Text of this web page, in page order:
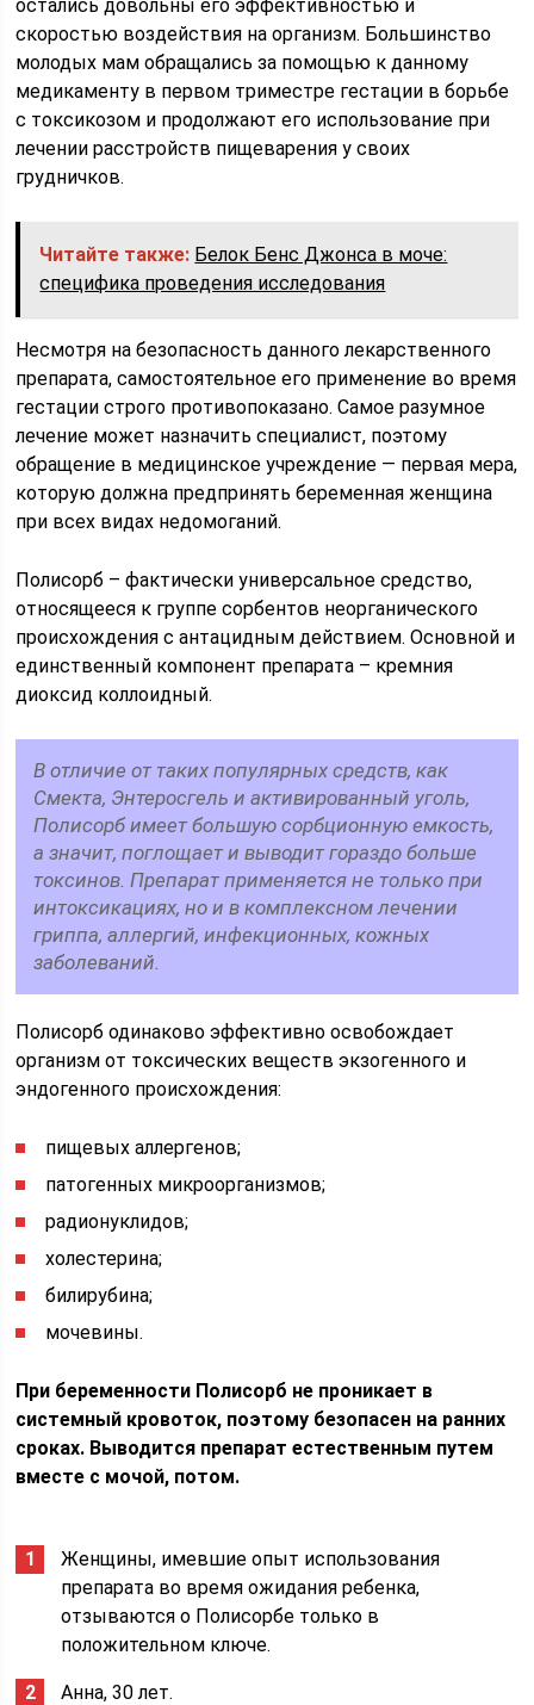
остались довольны его эффективностью и
скоростью воздействия на организм. Большинство
молодых мам обращались за помощью к данному
медикаменту в первом триместре гестации в борьбе
с токсикозом и продолжают его использование при
лечении расстройств пищеварения у своих
грудничков.
Читайте также: Белок Бенс Джонса в моче:
специфика проведения исследования
Несмотря на безопасность данного лекарственного
препарата, самостоятельное его применение во время
гестации строго противопоказано. Самое разумное
лечение может назначить специалист, поэтому
обращение в медицинское учреждение — первая мера,
которую должна предпринять беременная женщина
при всех видах недомоганий.
Полисорб – фактически универсальное средство,
относящееся к группе сорбентов неорганического
происхождения с антацидным действием. Основной и
единственный компонент препарата – кремния
диоксид коллоидный.
В отличие от таких популярных средств, как
Смекта, Энтеросгель и активированный уголь,
Полисорб имеет большую сорбционную емкость,
а значит, поглощает и выводит гораздо больше
токсинов. Препарат применяется не только при
интоксикациях, но и в комплексном лечении
гриппа, аллергий, инфекционных, кожных
заболеваний.
Полисорб одинаково эффективно освобождает
организм от токсических веществ экзогенного и
эндогенного происхождения:
пищевых аллергенов;
патогенных микроорганизмов;
радионуклидов;
холестерина;
билирубина;
мочевины.
При беременности Полисорб не проникает в
системный кровоток, поэтому безопасен на ранних
сроках. Выводится препарат естественным путем
вместе с мочой, потом.
Женщины, имевшие опыт использования
препарата во время ожидания ребенка,
отзываются о Полисорбе только в
положительном ключе.
Анна, 30 лет.